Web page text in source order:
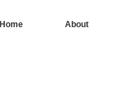
Home About